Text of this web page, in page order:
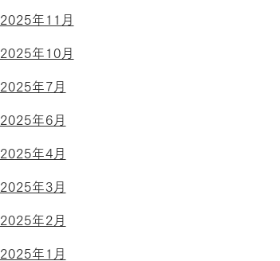
2025年11月
2025年10月
2025年7月
2025年6月
2025年4月
2025年3月
2025年2月
2025年1月